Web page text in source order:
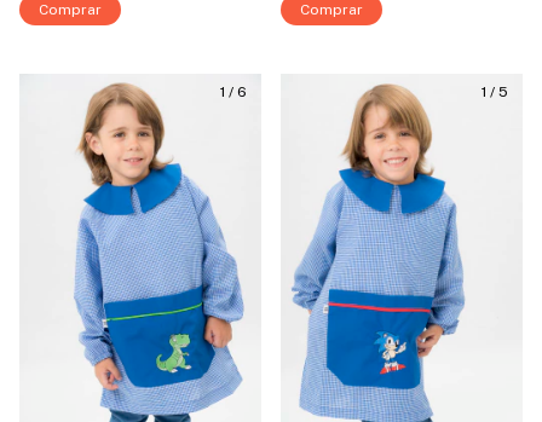
Comprar Comprar
1 / 6 1 / 5